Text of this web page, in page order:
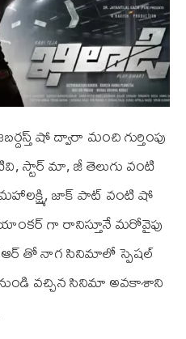
షో ద్వారా మంచి గుర్తింపు
స్టార్ మా, జీ తెలుగు వంటి
జాక్ పాట్ వంటి షో
గా రానిస్తూనే మరోవైపు
తో నాగ సినిమాలో స్పెషల్
వచ్చిన సినిమా అవకాశాని